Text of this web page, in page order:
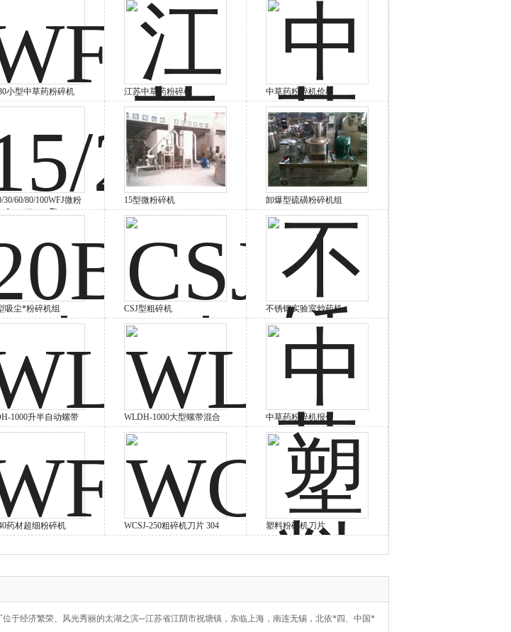
小型中草药粉碎机 江苏中草药粉碎机 中草药粉碎机价格
30/60/80/100WFJ微粉
15型微粉碎机 卸爆型硫磺粉碎机组
吸尘*粉碎机组 CSJ型粗碎机 不锈钢实验室炒药机
1000升半自动螺带
WLDH-1000大型螺带混合
机
中草药粉碎机报价
药材超细粉碎机
WCSJ-250粗碎机刀片 304
塑料粉碎机刀片
于经济繁荣、风光秀丽的太湖之滨─江苏省江阴市祝塘镇，东临上海，南连无锡，北依*四、中国*